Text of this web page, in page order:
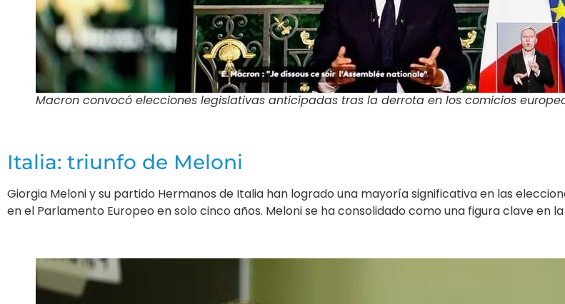
Macron convocó elecciones legislativas anticipadas tras la derrota en los comicios
Italia: triunfo de Meloni
Giorgia Meloni y su partido Hermanos de Italia han logrado una mayoría significativa en las
en el Parlamento Europeo en solo cinco años. Meloni se ha consolidado como una figura clave en